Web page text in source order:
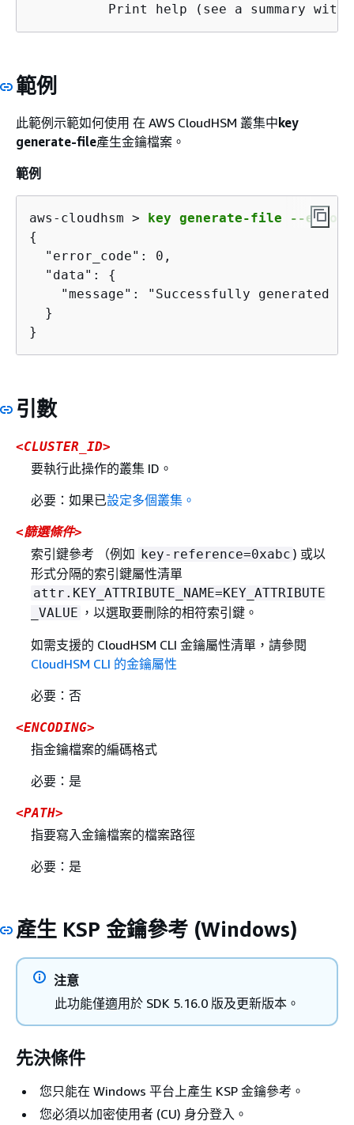
Print help (see a summary with
範例
此範例示範如何使用 在 AWS CloudHSM 叢集中 key
generate-file產生金鑰檔案。
範例
aws-cloudhsm > key generate-file --
{
  "error_code": 0,
  "data":
{
"message": "Successfully generated
  }
}
引數
<CLUSTER_ID>
要執行此操作的叢集 ID。
必要：如果已設定多個叢集。
<篩選條件>
索引鍵參考 （例如 key-reference=0xabc ) 或以
形式分隔的索引鍵屬性清單
attr.KEY_ATTRIBUTE_NAME=KEY_ATTRIBUTE
_VALUE ，以選取要刪除的相符索引鍵。
如需支援的 CloudHSM CLI 金鑰屬性清單，請參閱
CloudHSM CLI 的金鑰屬性
必要：否
<ENCODING>
指金鑰檔案的編碼格式
必要：是
<PATH>
指要寫入金鑰檔案的檔案路徑
必要：是
產生 KSP 金鑰參考 (Windows)
注意
此功能僅適用於 SDK 5.16.0 版及更新版本。
先決條件
您只能在 Windows 平台上產生 KSP 金鑰參考。
您必須以加密使用者 (CU) 身分登入。